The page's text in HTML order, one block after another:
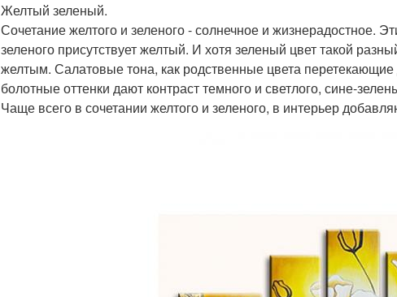
Желтый зеленый.
Сочетание желтого и зеленого - солнечное и жизнерадостное.
зеленого присутствует желтый. И хотя зеленый цвет такой
желтым. Салатовые тона, как родственные цвета
болотные оттенки дают контраст темного и светлого, сине-
Чаще всего в сочетании желтого и зеленого, в интерьер